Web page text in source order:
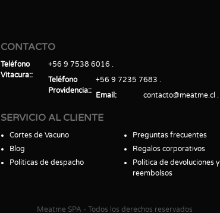
CONTACTO
Teléfono
Vitacura:
+56 9 7538 6016
Teléfono
Providencia:
+56 9 7235 7683
Email
contacto@meatme.cl
SERVICIO AL CLIENTE
Cortes de Vacuno
Blog
Políticas de despacho
Preguntas frecuentes
Regalos corporativos
Política de devoluciones y
reembolsos
Meatme SPA - Todos los derechos reservados